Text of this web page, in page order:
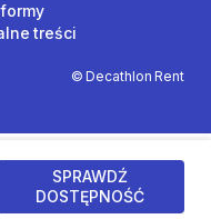
SPRAWDŹ
DOSTĘPNOŚĆ
© Decathlon Rent
treści